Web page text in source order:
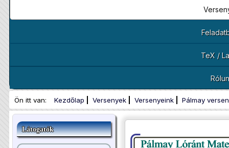
TeX /
Ön itt van: Kezdőlap Versenyek Versenyeink Pálmay
Látogatók